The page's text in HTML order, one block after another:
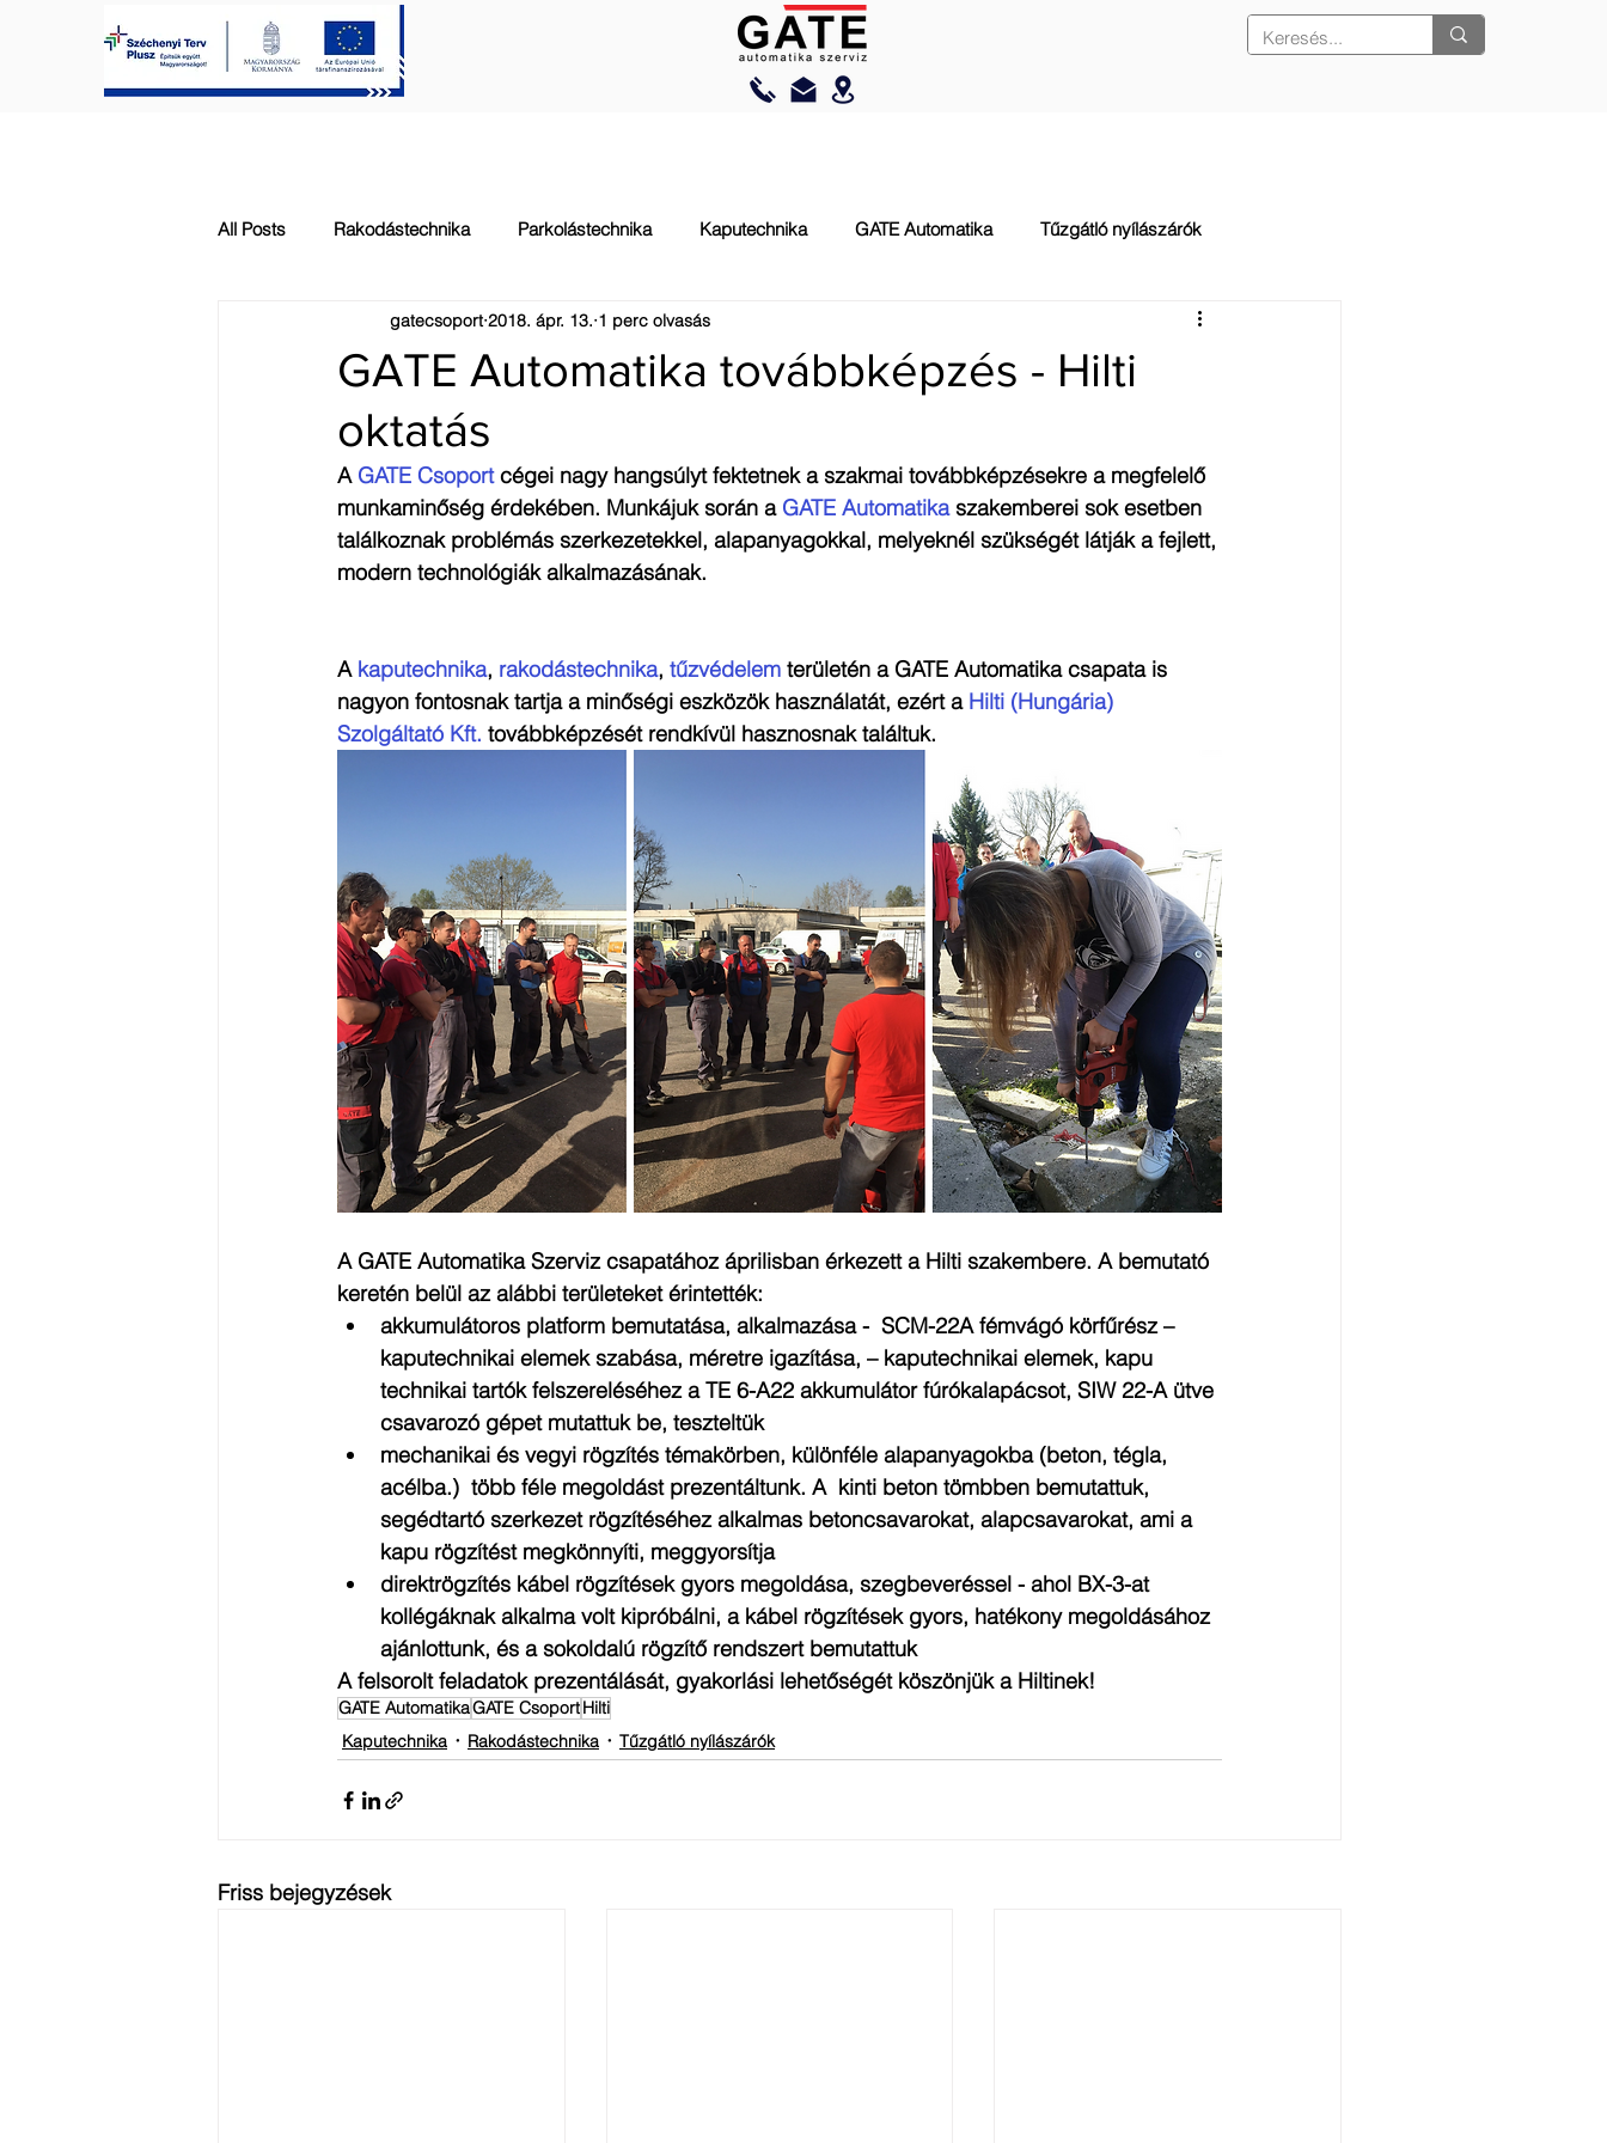
All Posts Rakodástechnika Parkolástechnika Kaputechnika GATE Automatika Tűzgátló nyílászárók
Általános
GATE Automatika továbbképzés - Hilti
oktatás
gatecsoport 2018. ápr. 13. 1 perc olvasás
A GATE Csoport cégei nagy hangsúlyt fektetnek a szakmai továbbképzésekre a megfelelő
munkaminőség érdekében. Munkájuk során a GATE Automatika szakemberei sok esetben
találkoznak problémás szerkezetekkel, alapanyagokkal, melyeknél szükségét látják a fejlett,
modern technológiák alkalmazásának.
A kaputechnika, rakodástechnika, tűzvédelem területén a GATE Automatika csapata is
nagyon fontosnak tartja a minőségi eszközök használatát, ezért a Hilti (Hungária)
Szolgáltató Kft. továbbképzését rendkívül hasznosnak találtuk.
A GATE Automatika Szerviz csapatához áprilisban érkezett a Hilti szakembere. A bemutató
keretén belül az alábbi területeket érintették:
akkumulátoros platform bemutatása, alkalmazása -  SCM-22A fémvágó körfűrész –
kaputechnikai elemek szabása, méretre igazítása, – kaputechnikai elemek, kapu
technikai tartók felszereléséhez a TE 6-A22 akkumulátor fúrókalapácsot, SIW 22-A ütve
csavarozó gépet mutattuk be, teszteltük
mechanikai és vegyi rögzítés témakörben, különféle alapanyagokba (beton, tégla,
acélba.)  több féle megoldást prezentáltunk. A  kinti beton tömbben bemutattuk,
segédtartó szerkezet rögzítéséhez alkalmas betoncsavarokat, alapcsavarokat, ami a
kapu rögzítést megkönnyíti, meggyorsítja
direktrögzítés kábel rögzítések gyors megoldása, szegbeveréssel - ahol BX-3-at
kollégáknak alkalma volt kipróbálni, a kábel rögzítések gyors, hatékony megoldásához
ajánlottunk, és a sokoldalú rögzítő rendszert bemutattuk
A felsorolt feladatok prezentálását, gyakorlási lehetőségét köszönjük a Hiltinek!
GATE AutomatikaGATE CsoportHilti
Kaputechnika
Rakodástechnika Tűzgátló nyílászárók
Friss bejegyzések